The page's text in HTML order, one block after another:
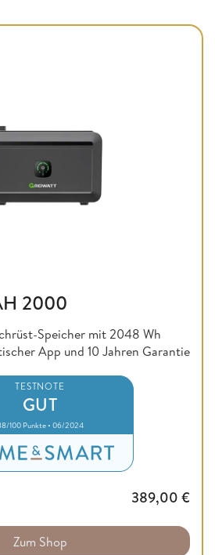
2000
Speicher mit 2048 Wh
App und 10 Jahren Garantie
TESTNOTE
GUT
100 Punkte • 06/2024
389,00 €
Zum Shop